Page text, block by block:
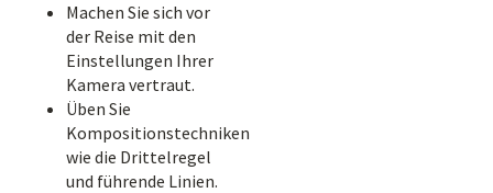
Machen Sie sich vor
der Reise mit den
Einstellungen Ihrer
Kamera vertraut.
Üben Sie
Kompositionstechniken
wie die Drittelregel
und führende Linien.